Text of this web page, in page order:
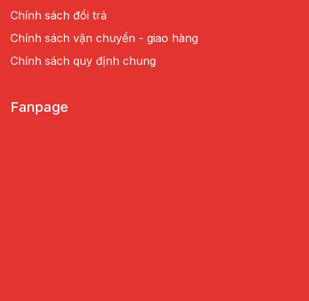
Chính sách đổi trả
Chính sách vận chuyển - giao hàng
Chính sách quy định chung
Fanpage